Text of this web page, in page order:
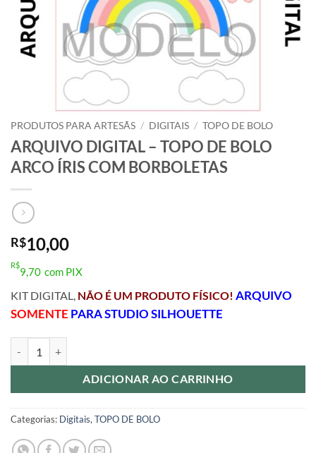
PRODUTOS PARA ARTESÃS / DIGITAIS / TOPO DE BOLO
ARQUIVO DIGITAL – TOPO DE BOLO
ARCO ÍRIS COM BORBOLETAS
R$10,00
R$
9,70 com PIX
KIT DIGITAL, NÃO É UM PRODUTO FÍSICO! ARQUIVO
SOMENTE PARA STUDIO SILHOUETTE
ADICIONAR AO CARRINHO
Categorias: Digitais,TOPO DE BOLO